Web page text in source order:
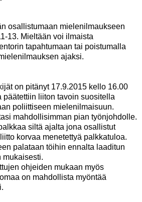
osallistumaan mielenilmaukseen
13. Mieltään voi ilmaista
tapahtumaan tai poistumalla
ajaksi.
on pitänyt 17.9.2015 kello 16.00
päätettiin liiton tavoin suositella
poliittiseen mielenilmaisuun.
mahdollisimman pian työnjohdolle.
siltä ajalta jona osallistut
korvaa menetettyä palkkatuloa.
palataan töihin ennalta laaditun
mukaisesti.
ohjeiden mukaan myös
on mahdollista myöntää